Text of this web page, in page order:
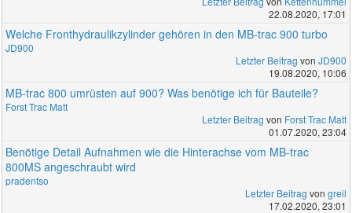
22.08.2020, 17:01
Welche Fronthydraulikzylinder gehören in den MB-trac 900 turbo
JD900
Letzter Beitrag von JD900
19.08.2020, 10:06
MB-trac 800 umrüsten auf 900? Was benötige ich für Bauteile?
Forst Trac Matt
Letzter Beitrag von Forst Trac Matt
01.07.2020, 23:04
Benötige Detail Aufnahmen wie die Hinterachse vom MB-trac
800MS angeschraubt wird
pradentso
Letzter Beitrag von greil
17.02.2020, 23:01